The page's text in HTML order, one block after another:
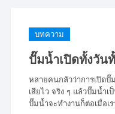
บทความ
ปั๊มน้ำเปิดทั้งวัน
หลายคนกลัวว่าการเปิดปั๊
เสียไว จริง ๆ แล้วปั๊มน้ำ
ปั๊มน้ำจะทำงานก็ต่อเมื่อเ